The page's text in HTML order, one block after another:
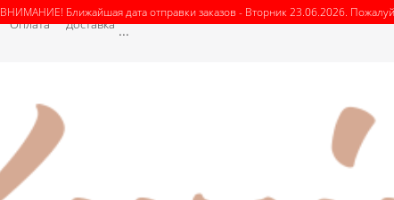
Оплата Доставка ...
ВНИМАНИЕ! Ближайшая дата отправки заказов - Вторник 23.06.2026.